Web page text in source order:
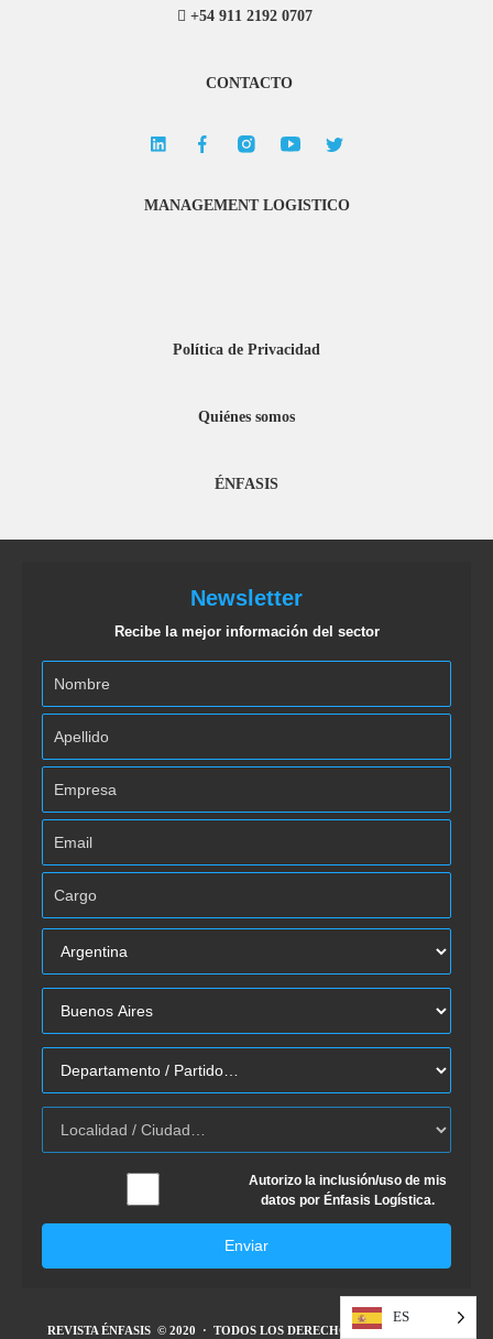
+54 911 2192 0707
CONTACTO
MANAGEMENT LOGISTICO
Política de Privacidad
Quiénes somos
ÉNFASIS
Newsletter
Recibe la mejor información del sector
Autorizo la inclusión/uso de mis
datos por Énfasis Logística.
Enviar
REVISTA ÉNFASIS © 2020 · TODOS LOS DERECHOS RESERVADOS
ES